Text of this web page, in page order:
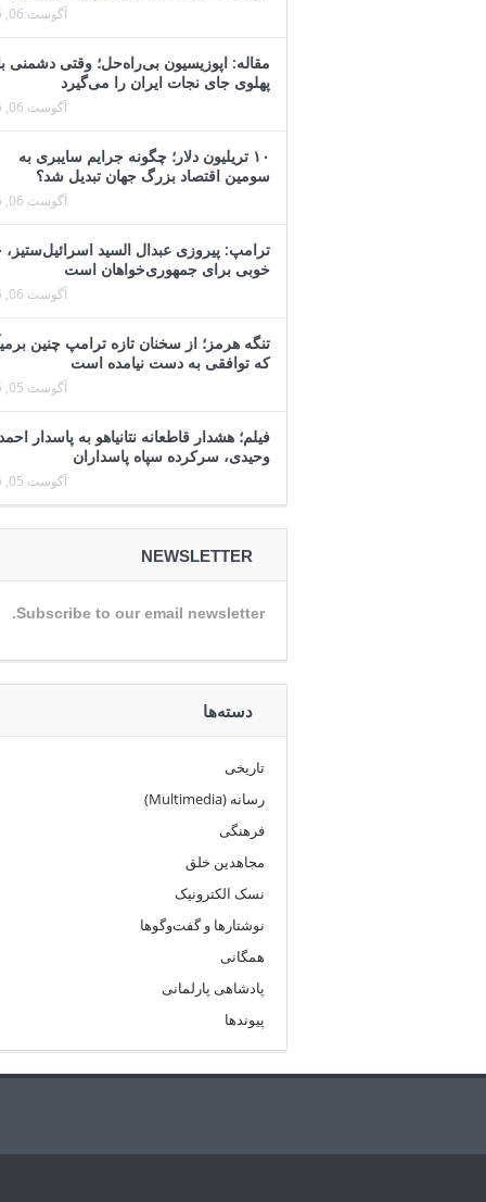
آگوست 06, 2026
مقاله: اپوزیسیون بی‌راه‌حل؛ وقتی دشمنی
پهلوی جای نجات ایران را می‌گیرد
آگوست 06, 2026
۱۰ تریلیون دلار؛ چگونه جرایم سایبری به
سومین اقتصاد بزرگ جهان تبدیل شد؟
آگوست 06, 2026
ترامپ: پیروزی عبدال السید اسرائیل‌ستیز،
خوبی برای جمهوری‌خواهان است
آگوست 06, 2026
تنگه هرمز؛ از سخنان تازه ترامپ چنین
که توافقی به دست نیامده است
آگوست 05, 2026
فیلم؛ هشدار قاطعانه نتانیاهو به پاسدار
وحیدی، سرکرده سپاه پاسداران
آگوست 05, 2026
NEWSLETTER
Subscribe to our email newsletter.
دسته‌ها
تاریخی
رسانه (Multimedia)
فرهنگی
مجاهدین خلق
نسک الکترونیک
نوشتارها و گفت‌وگوها
همگانی
پادشاهی پارلمانی
پیوندها